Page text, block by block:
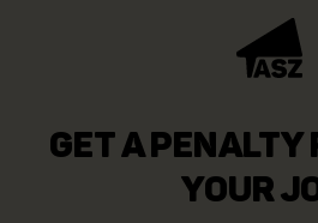
GET A PENALTY
YOUR